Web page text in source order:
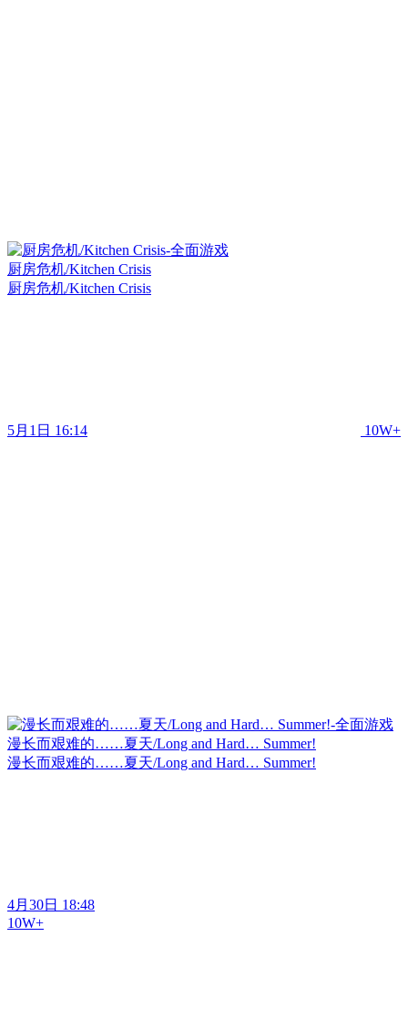
厨房危机/Kitchen Crisis
厨房危机/Kitchen Crisis
5月1日 16:14 10W+
漫长而艰难的……夏天/Long and Hard… Summer!
漫长而艰难的……夏天/Long and Hard… Summer!
4月30日 18:48
10W+